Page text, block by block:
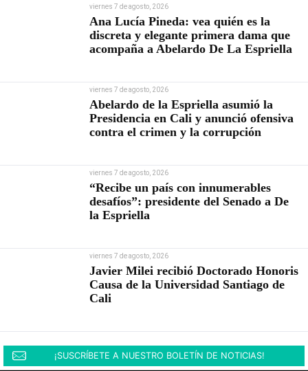
viernes 7 de agosto, 2026
Ana Lucía Pineda: vea quién es la
discreta y elegante primera dama que
acompaña a Abelardo De La Espriella
viernes 7 de agosto, 2026
Abelardo de la Espriella asumió la
Presidencia en Cali y anunció ofensiva
contra el crimen y la corrupción
viernes 7 de agosto, 2026
“Recibe un país con innumerables
desafíos”: presidente del Senado a De
la Espriella
viernes 7 de agosto, 2026
Javier Milei recibió Doctorado Honoris
Causa de la Universidad Santiago de
Cali
¡SUSCRÍBETE A NUESTRO BOLETÍN DE NOTICIAS!